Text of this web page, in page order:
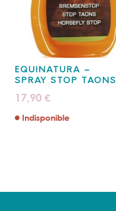
EQUINATURA –
SPRAY STOP TAONS
17,90 €
Indisponible